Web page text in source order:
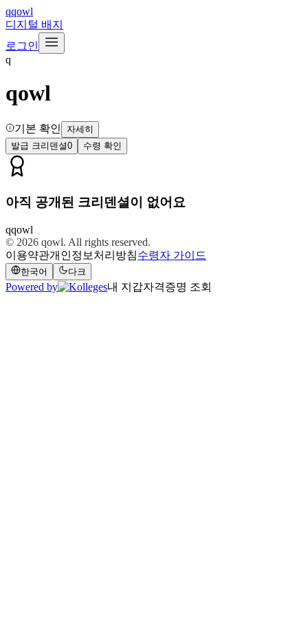
qqowl
디지털 배지
로그인
q
qowl
기본 확인
자세히
발급 크리덴셜0 수령 확인
아직 공개된 크리덴셜이 없어요
qqowl
© 2026 qowl. All rights reserved.
이용약관개인정보처리방침수령자 가이드
한국어 다크
Powered by 내 지갑자격증명 조회